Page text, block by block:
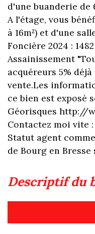
d'une buanderie de
A l'étage, vous
à 16m²) et d'une
Foncière 2024 :
Assainissement
acquéreurs 5%
vente.Les
ce bien est exposé
Géorisques http://
Contactez moi vite :
Statut agent
de Bourg en Bresse
descriptif du